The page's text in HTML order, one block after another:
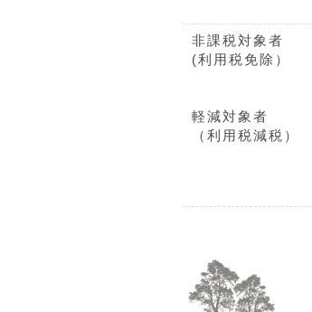
非課税対象者
(利用税免除）
軽減対象者
（利用税減税）